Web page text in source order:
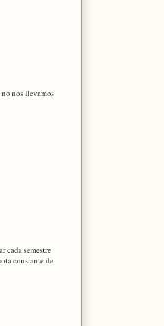
nos llevamos
cada semestre
constante de